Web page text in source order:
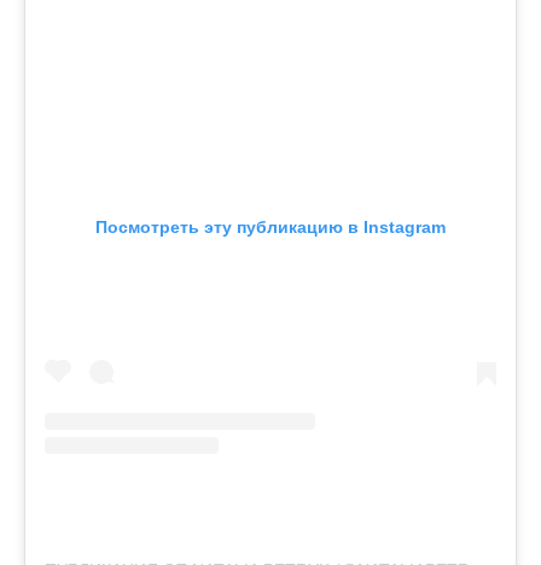
Посмотреть эту публикацию в Instagram